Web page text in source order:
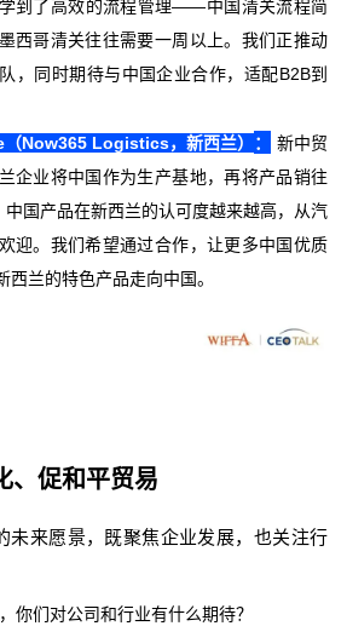
到了高效的流程管理——中国清关流程简
西哥清关往往需要一周以上。我们正推动
，同时期待与中国企业合作，适配B2B到
Now365 Logistics，新西兰）
：
新中贸
企业将中国作为生产基地，再将产品销往
国产品在新西兰的认可度越来越高，从汽
迎。我们希望通过合作，让更多中国优质
兰的特色产品走向中国。
、促和平贸易
未来愿景，既聚焦企业发展，也关注行
你们对公司和行业有什么期待？